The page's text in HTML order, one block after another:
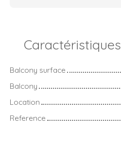
Caractéristiques
Balcony surface
Balcony
Location
Reference